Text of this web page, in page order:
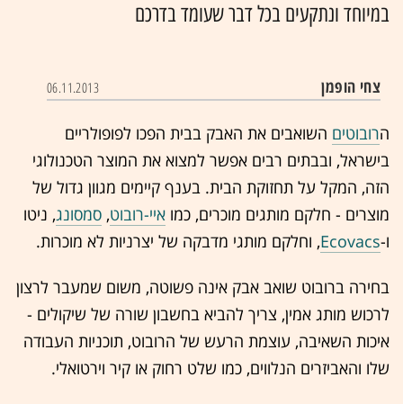
במיוחד ונתקעים בכל דבר שעומד בדרכם
צחי הופמן 06.11.2013
הרובוטים השואבים את האבק בבית הפכו לפופולריים
בישראל, ובבתים רבים אפשר למצוא את המוצר הטכנולוגי
הזה, המקל על תחזוקת הבית. בענף קיימים מגוון גדול של
מוצרים - חלקם מותגים מוכרים, כמו איי-רובוט, סמסונג, ניטו
ו-Ecovacs, וחלקם מותגי מדבקה של יצרניות לא מוכרות.
בחירה ברובוט שואב אבק אינה פשוטה, משום שמעבר לרצון
לרכוש מותג אמין, צריך להביא בחשבון שורה של שיקולים -
איכות השאיבה, עוצמת הרעש של הרובוט, תוכניות העבודה
שלו והאביזרים הנלווים, כמו שלט רחוק או קיר וירטואלי.